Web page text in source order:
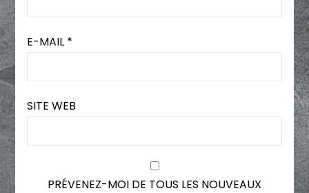
E-MAIL *
SITE WEB
PRÉVENEZ-MOI DE TOUS LES NOUVEAUX